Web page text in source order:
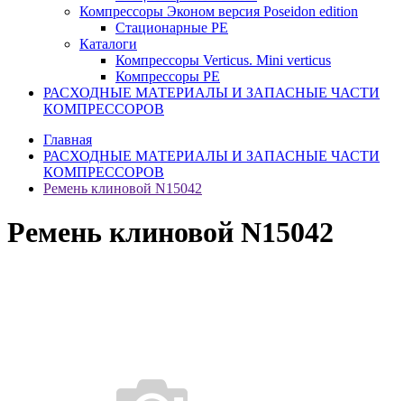
Компрессоры Эконом версия Poseidon edition
Стационарные PE
Каталоги
Компрессоры Verticus. Mini verticus
Компрессоры PE
РАСХОДНЫЕ МАТЕРИАЛЫ И ЗАПАСНЫЕ ЧАСТИ
КОМПРЕССОРОВ
Главная
РАСХОДНЫЕ МАТЕРИАЛЫ И ЗАПАСНЫЕ ЧАСТИ
КОМПРЕССОРОВ
Ремень клиновой N15042
Ремень клиновой N15042